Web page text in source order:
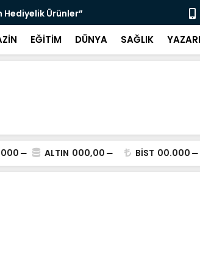
Devam Ediyor” "Bir
EĞİTİM DÜNYA SAĞLIK
ALTIN 000,00 BİST 00.000